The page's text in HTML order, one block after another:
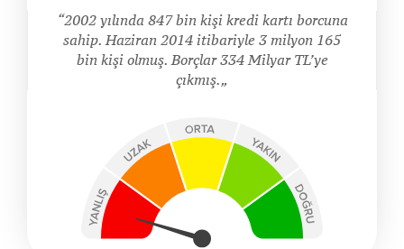
2002 yılında 847 bin kişi kredi kartı borcuna
sahip. Haziran 2014 itibariyle 3 milyon 165
bin kişi olmuş. Borçlar 334 Milyar TL’ye
çıkmış.